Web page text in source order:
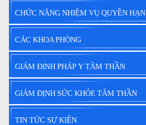
CHỨC NĂNG NHIỆM VỤ QUYỀN HẠN
CÁC KHOA PHÒNG
GIÁM ĐỊNH PHÁP Y TÂM THẦN
GIÁM ĐỊNH SỨC KHỎE TÂM THẦN
TIN TỨC SỰ KIỆN